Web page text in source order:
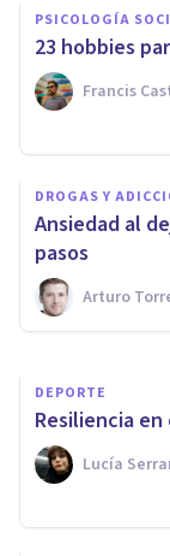
PSICOLOGÍA
23 hobbies
Francis
DROGAS Y
Ansiedad al
pasos
Arturo
Cómo
manera
consejos
Arturo
DEPORTE
Resiliencia
Lucía